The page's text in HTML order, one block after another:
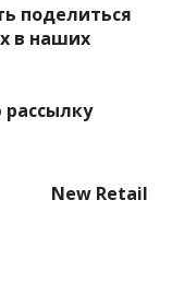
поделиться
в наших
рассылку
New Retail